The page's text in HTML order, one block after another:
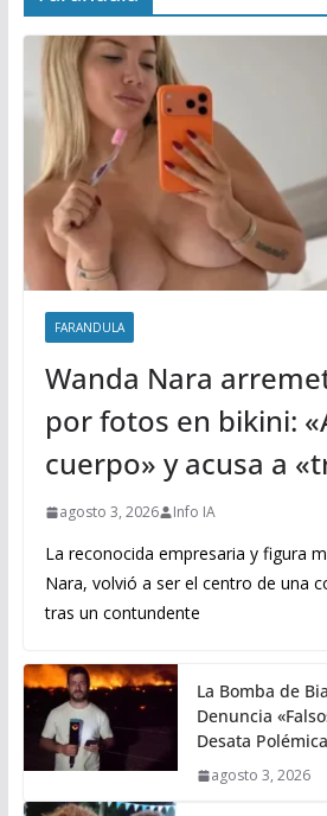
FARANDULA
Wanda Nara
por fotos en bikini:
cuerpo» y acusa a
agosto 3, 2026 Info IA
La reconocida empresaria y figura
Nara, volvió a ser el centro de una
tras un contundente
La Bomba de
Denuncia
Desata
agosto 3, 2026